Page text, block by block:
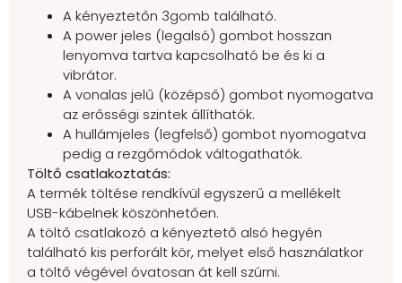
A kényeztetőn 3gomb található.
A power jeles (legalsó) gombot hosszan
lenyomva tartva kapcsolható be és ki a
vibrátor.
A vonalas jelű (középső) gombot nyomogatva
az erősségi szintek állíthatók.
A hullámjeles (legfelső) gombot nyomogatva
pedig a rezgőmódok váltogathatók.
Töltő csatlakoztatás:
A termék töltése rendkívül egyszerű a mellékelt
USB-kábelnek köszönhetően.
A töltő csatlakozó a kényeztető alsó hegyén
található kis perforált kör, melyet első használatkor
a töltő végével óvatosan át kell szúrni.